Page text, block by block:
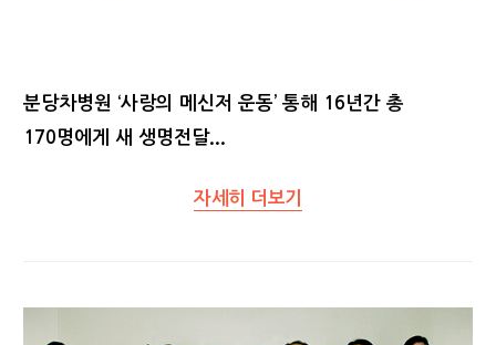
분당차병원 ‘사랑의 메신저 운동’ 통해 16년간 총
170명에게 새 생명전달...
자세히 더보기